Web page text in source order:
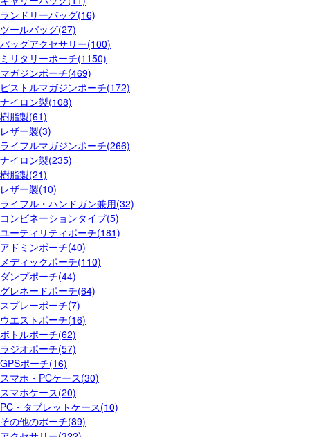
ランドリーバッグ(16)
ツールバッグ(27)
バッグアクセサリー(100)
ミリタリーポーチ(1150)
マガジンポーチ(469)
ピストルマガジンポーチ(172)
ナイロン製(108)
樹脂製(61)
レザー製(3)
ライフルマガジンポーチ(266)
ナイロン製(235)
樹脂製(21)
レザー製(10)
ライフル・ハンドガン兼用(32)
コンビネーションタイプ(5)
ユーティリティポーチ(181)
アドミンポーチ(40)
メディックポーチ(110)
ダンプポーチ(44)
グレネードポーチ(64)
スプレーポーチ(7)
ウエストポーチ(16)
ボトルポーチ(62)
ラジオポーチ(57)
GPSポーチ(16)
スマホ・PCケース(30)
スマホケース(20)
PC・タブレットケース(10)
その他のポーチ(89)